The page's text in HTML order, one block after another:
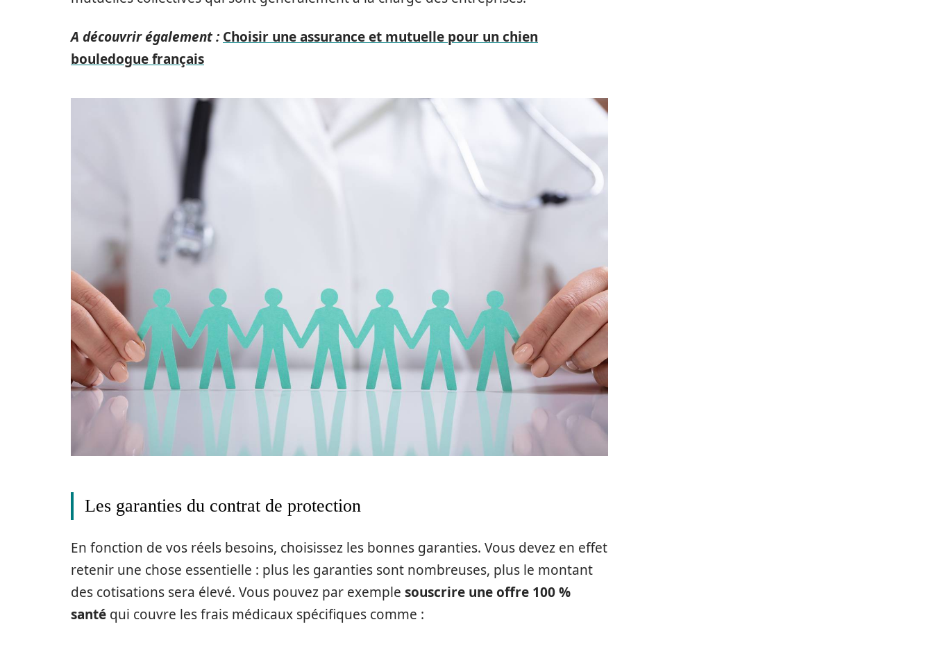
A découvrir également : Choisir une assurance et mutuelle pour un chien
bouledogue français
Les garanties du contrat de protection
En fonction de vos réels besoins, choisissez les bonnes garanties. Vous devez en effet
retenir une chose essentielle : plus les garanties sont nombreuses, plus le montant
des cotisations sera élevé. Vous pouvez par exemple souscrire une offre 100 %
santé qui couvre les frais médicaux spécifiques comme :